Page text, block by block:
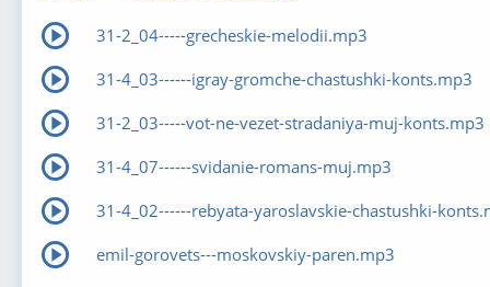
31-2_04-----grecheskie-melodii.mp3
31-4_03------igray-gromche-chastushki-konts.mp3
31-2_03-----vot-ne-vezet-stradaniya-muj-konts.mp3
31-4_07------svidanie-romans-muj.mp3
31-4_02------rebyata-yaroslavskie-chastushki-
emil-gorovets---moskovskiy-paren.mp3